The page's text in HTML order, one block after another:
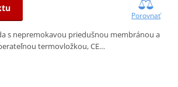
Porovnať
s nepremokavou priedušnou membránou a
termovložkou, CE…